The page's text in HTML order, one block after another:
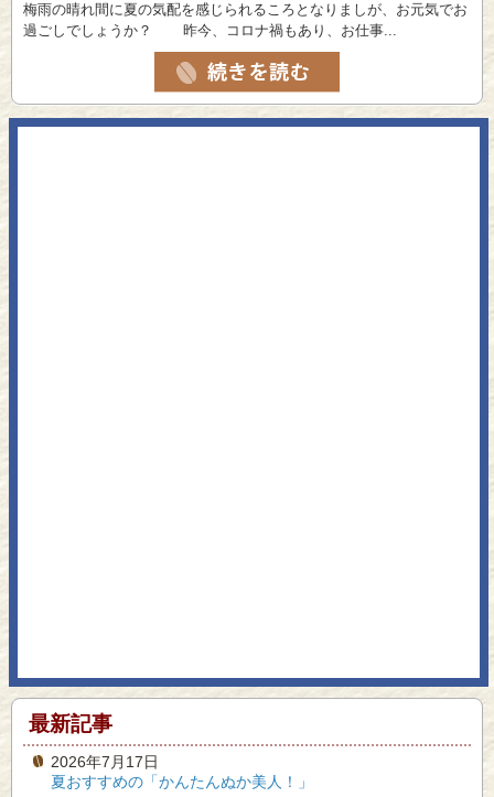
梅雨の晴れ間に夏の気配を感じられるころとなりましが、お元気でお
過ごしでしょうか？ 昨今、コロナ禍もあり、お仕事...
最新記事
2026年7月17日
夏おすすめの「かんたんぬか美人！」